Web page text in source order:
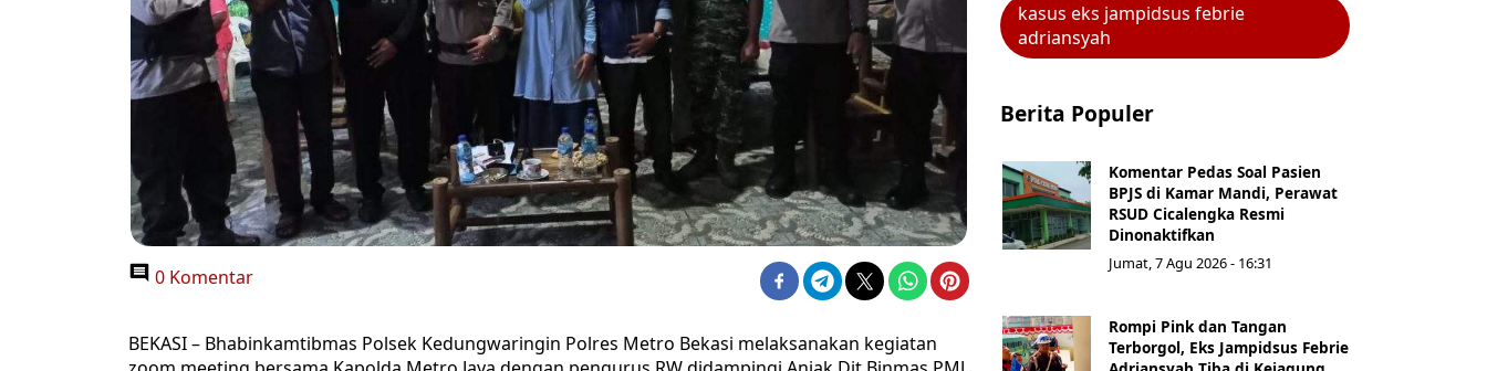
0 Komentar
BEKASI – Bhabinkamtibmas Polsek Kedungwaringin Polres Metro Bekasi melaksanakan kegiatan
kasus eks jampidsus febrie
adriansyah
Berita Populer
Komentar Pedas Soal Pasien
BPJS di Kamar Mandi, Perawat
RSUD Cicalengka Resmi
Dinonaktifkan
Jumat, 7 Agu 2026 - 16:31
Rompi Pink dan Tangan
Terborgol, Eks Jampidsus Febrie